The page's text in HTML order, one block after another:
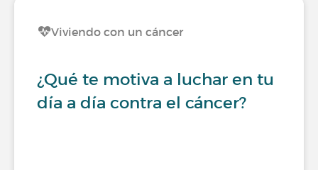
Viviendo con un cáncer
¿Qué te motiva a luchar en tu
día a día contra el cáncer?